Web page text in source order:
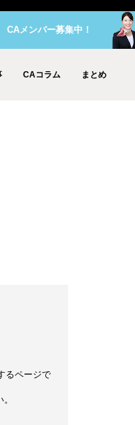
CAコラム まとめ
CAメンバー募集中！
るページで